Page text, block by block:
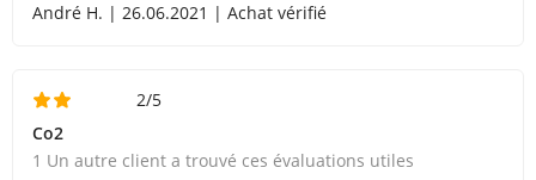
André H. | 26.06.2021 | Achat vérifié
2/5
Co2
1 Un autre client a trouvé ces évaluations utiles